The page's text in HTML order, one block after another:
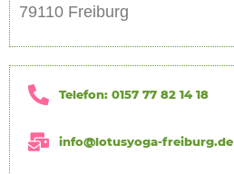
79110 Freiburg
Telefon: 0157 77 82 14 18
info@lotusyoga-freiburg.de